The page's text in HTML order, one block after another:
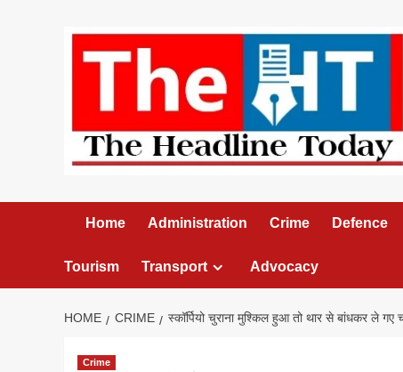
Home Administration Crime Defence
Tourism Transport Advocacy
HOME CRIME स्कॉर्पियो चुराना मुश्किल हुआ तो थार से बांधकर ले गए
Crime